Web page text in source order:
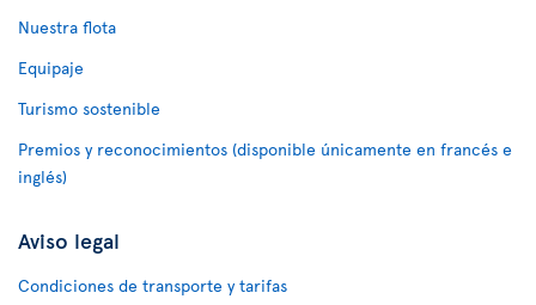
Nuestra flota
Equipaje
Turismo sostenible
Premios y reconocimientos (disponible únicamente en francés e
inglés)
Aviso legal
Condiciones de transporte y tarifas